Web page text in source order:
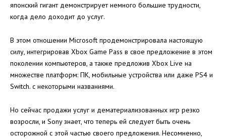
японский гигант демонстрирует немного большие трудности,
когда дело доходит до услуг.
В этом отношении Microsoft продемонстрировала настоящую
силу, интегрировав Xbox Game Pass в свое предложение в этом
поколении компьютеров, а также предложив Xbox Live на
множестве платформ: ПК, мобильные устройства или даже PS4 и
Switch. с некоторыми названиями.
Но сейчас продажи услуг и дематериализованных игр резко
возросли, и Sony знает, что теперь ей следует быть очень
осторожной с этой частью своего предложения. Несомненно,